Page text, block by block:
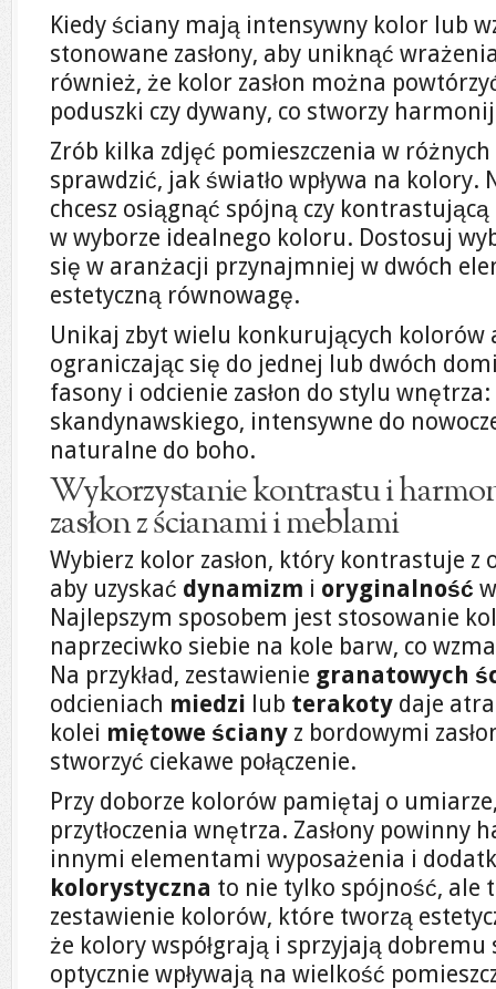
Kiedy ściany mają intensywny kolor lub
stonowane zasłony, aby uniknąć
również, że kolor zasłon można
poduszki czy dywany, co stworzy
Zrób kilka zdjęć pomieszczenia w
sprawdzić, jak światło wpływa na kolory.
chcesz osiągnąć spójną czy
w wyborze idealnego koloru. Dostosuj
się w aranżacji przynajmniej w dwóch
estetyczną równowagę.
Unikaj zbyt wielu konkurujących kolorów
ograniczając się do jednej lub dwóch
fasony i odcienie zasłon do stylu
skandynawskiego, intensywne do
naturalne do boho.
Wykorzystanie kontrastu i
zasłon z ścianami i meblami
Wybierz kolor zasłon, który kontrastuje z
aby uzyskać dynamizm i oryginalność
Najlepszym sposobem jest stosowanie
naprzeciwko siebie na kole barw, co
Na przykład, zestawienie granatowych
odcieniach miedzi lub terakoty daje
kolei miętowe ściany z bordowymi
stworzyć ciekawe połączenie.
Przy doborze kolorów pamiętaj o
przytłoczenia wnętrza. Zasłony powinny
innymi elementami wyposażenia i
kolorystyczna to nie tylko spójność, ale
zestawienie kolorów, które tworzą
że kolory współgrają i sprzyjają dobremu
optycznie wpływają na wielkość